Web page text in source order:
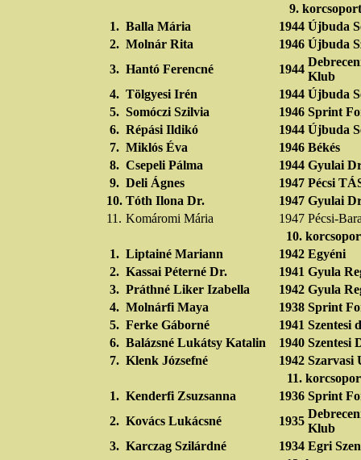
9.
1. Balla Mária 1944 Újbuda
2. Molnár Rita 1946 Újbuda
3. Hantó Ferencné 1944
Klub
4. Tölgyesi Irén 1944 Újbuda
5. Somóczi Szilvia 1946 Sprint
6. Répási Ildikó 1944 Újbuda
7. Miklós Éva 1946 Békés
8. Csepeli Pálma 1944 Gyulai
9. Deli Ágnes 1947 Pécsi
10. Tóth Ilona Dr. 1947 Gyulai
11. Komáromi Mária 1947 Pécsi-
10.
1. Liptainé Mariann 1942 Egyéni
2. Kassai Péterné Dr. 1941 Gyula
3. Práthné Liker Izabella 1942 Gyula
4. Molnárfi Maya 1938 Sprint
5. Ferke Gáborné 1941 Szentesi
6. Balázsné Lukátsy Katalin 1940 Szentesi
7. Klenk Józsefné 1942 Szarvasi
11.
1. Kenderfi Zsuzsanna 1936 Sprint
2. Kovács Lukácsné 1935
Klub
3. Karczag Szilárdné 1934 Egri